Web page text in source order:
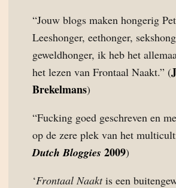
“Jouw blogs maken hongerig
Leeshonger, eethonger,
geweldhonger, ik heb het
het lezen van Frontaal Naakt.” (
Brekelmans)
“Fucking goed geschreven en
op de zere plek van het
Dutch Bloggies 2009)
‘Frontaal Naaktis een